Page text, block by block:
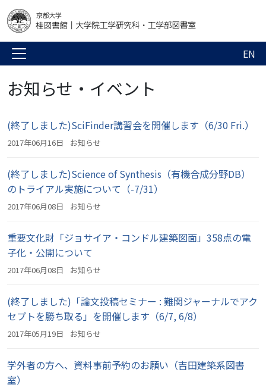
EN
お知らせ・イベント
(終了しました)SciFinder講習会を開催します（6/30 Fri.）
2017年06月16日 お知らせ
(終了しました)Science of Synthesis（有機合成分野DB）
のトライアル実施について（-7/31）
2017年06月08日 お知らせ
重要文化財「ジョサイア・コンドル建築図面」358点の電
子化・公開について
2017年06月08日 お知らせ
(終了しました)「論文投稿セミナー : 難関ジャーナルでアク
セプトを勝ち取る」を開催します（6/7, 6/8）
2017年05月19日 お知らせ
学外者の方へ、資料事前予約のお願い（吉田建築系図書
室）